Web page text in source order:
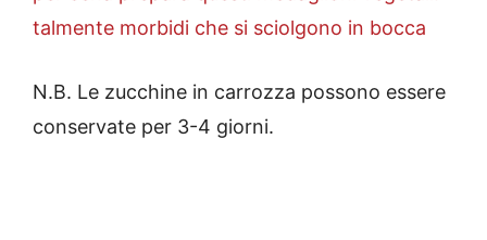
talmente morbidi che si sciolgono in bocca
N.B. Le zucchine in carrozza possono essere
conservate per 3-4 giorni.